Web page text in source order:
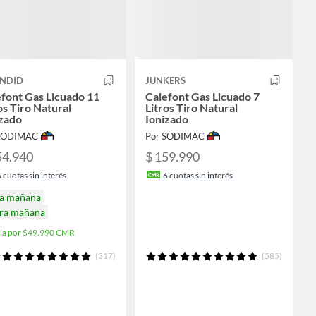
Gas Licuado 11
Tiro Natural
cuotas sin interés
mañana
mañana
por $49.990 CMR
(317)
JUNKERS
Calefont Gas Licuado 7
Litros Tiro Natural
Ionizado
Por SODIMAC
$ 159.990
6cuotas sin interés
(585)